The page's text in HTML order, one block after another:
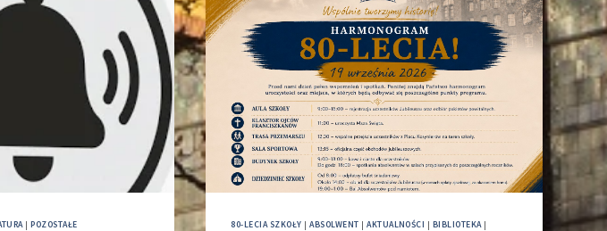
|POZOSTAŁE 80-LECIA SZKOŁY |ABSOLWENT |AKTUALNOŚCI | BIBLIOTEKA|